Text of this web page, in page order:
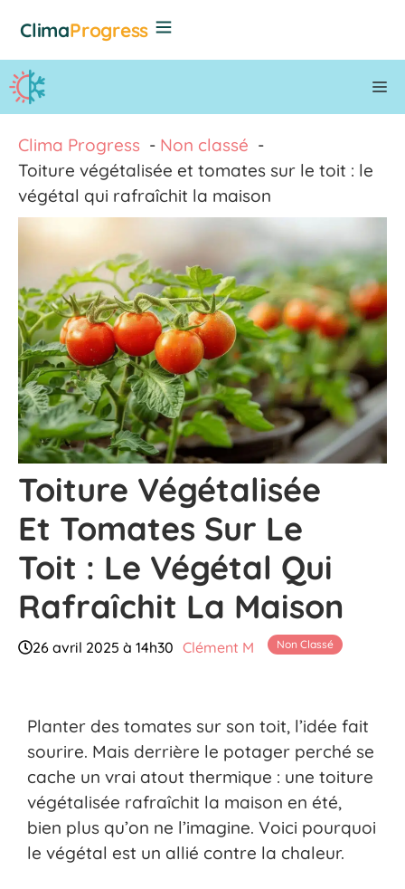
contenu
ClimaProgress
Clima Progress
Non classé
Toiture végétalisée et tomates sur le toit : le
végétal qui rafraîchit la maison
Toiture Végétalisée
Et Tomates Sur Le
Toit : Le Végétal Qui
Rafraîchit La Maison
26 avril 2025 à 14h30 Clément M Non Classé
Planter des tomates sur son toit, l’idée fait
sourire. Mais derrière le potager perché se
cache un vrai atout thermique : une toiture
végétalisée rafraîchit la maison en été,
bien plus qu’on ne l’imagine. Voici pourquoi
le végétal est un allié contre la chaleur.